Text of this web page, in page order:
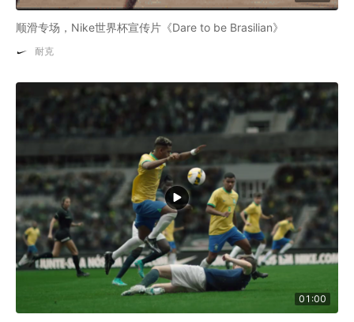
顺滑专场，Nike世界杯宣传片《Dare to be Brasilian》
耐克
01:00